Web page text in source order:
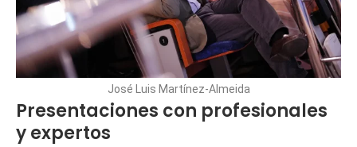
José Luis Martínez-Almeida
Presentaciones con profesionales
y expertos